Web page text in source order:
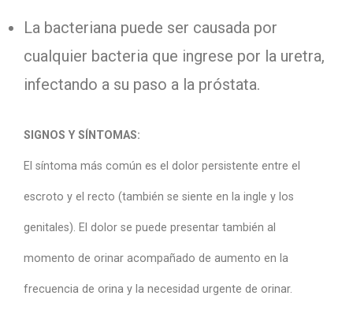
La bacteriana puede ser causada por
cualquier bacteria que ingrese por la uretra,
infectando a su paso a la próstata.
SIGNOS Y SÍNTOMAS:
El síntoma más común es el dolor persistente entre el
escroto y el recto (también se siente en la ingle y los
genitales). El dolor se puede presentar también al
momento de orinar acompañado de aumento en la
frecuencia de orina y la necesidad urgente de orinar.